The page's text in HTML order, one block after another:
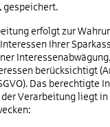
gespeichert.
erfolgt zur
Ihrer
berücksichtigt
Das berechtigte
der Verarbeitung liegt in